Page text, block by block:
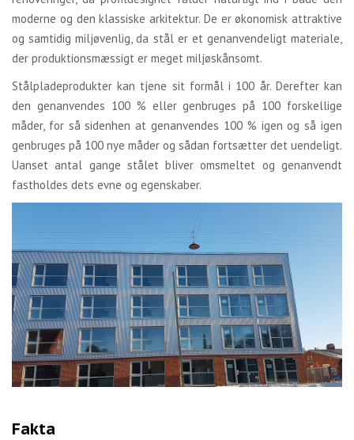
moderne og den klassiske arkitektur. De er økonomisk attraktive
og samtidig miljøvenlig, da stål er et genanvendeligt materiale,
der produktionsmæssigt er meget miljøskånsomt.
Stålpladeprodukter kan tjene sit formål i 100 år. Derefter kan
den genanvendes 100 % eller genbruges på 100 forskellige
måder, for så sidenhen at genanvendes 100 % igen og så igen
genbruges på 100 nye måder og sådan fortsætter det uendeligt.
Uanset antal gange stålet bliver omsmeltet og genanvendt
fastholdes dets evne og egenskaber.
Fakta